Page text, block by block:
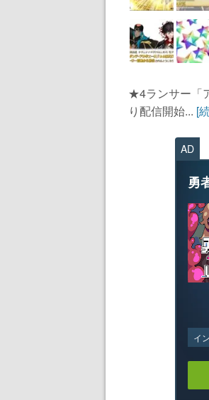
★4ランサー「
り配信開始... [
AD
勇
イ